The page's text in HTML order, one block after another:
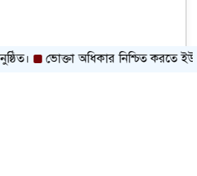
ভোক্তা অধিকার নিশ্চিত করতে